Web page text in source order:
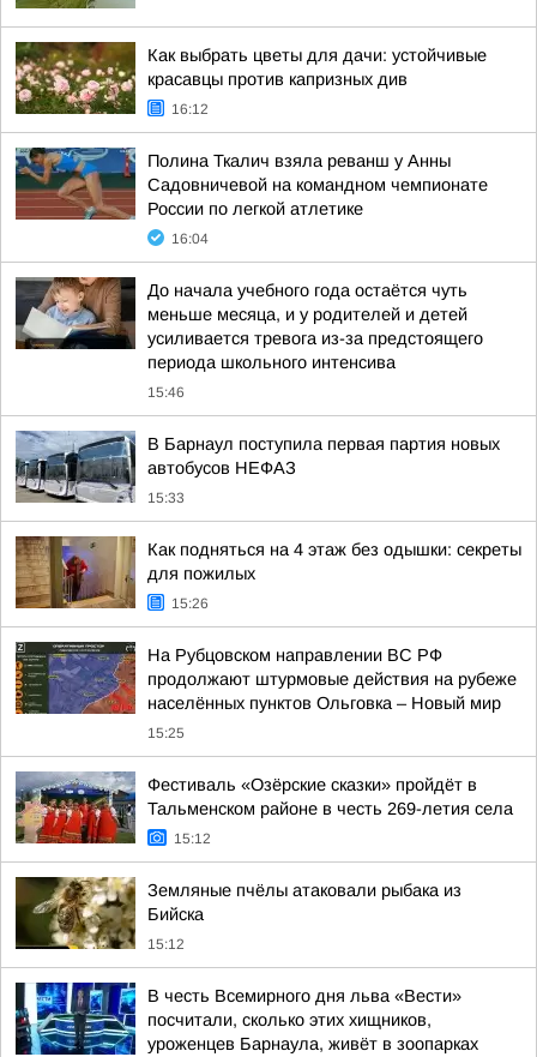
Как выбрать цветы для дачи: устойчивые
красавцы против капризных див
16:12
Полина Ткалич взяла реванш у Анны
Садовничевой на командном чемпионате
России по легкой атлетике
16:04
До начала учебного года остаётся чуть
меньше месяца, и у родителей и детей
усиливается тревога из-за предстоящего
периода школьного интенсива
15:46
В Барнаул поступила первая партия новых
автобусов НЕФАЗ
15:33
Как подняться на 4 этаж без одышки: секреты
для пожилых
15:26
На Рубцовском направлении ВС РФ
продолжают штурмовые действия на рубеже
населённых пунктов Ольговка – Новый мир
15:25
Фестиваль «Озёрские сказки» пройдёт в
Тальменском районе в честь 269-летия села
15:12
Земляные пчёлы атаковали рыбака из
Бийска
15:12
В честь Всемирного дня льва «Вести»
посчитали, сколько этих хищников,
уроженцев Барнаула, живёт в зоопарках